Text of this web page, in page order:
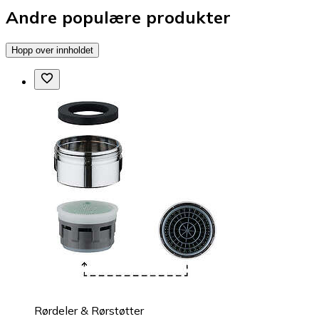
Andre populære produkter
Hopp over innholdet
Rørdeler & Rørstøtter